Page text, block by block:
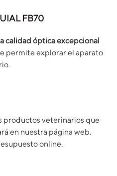
FB70
calidad óptica excepcional
permite explorar el aparato
productos veterinarios que
en nuestra página web.
online.